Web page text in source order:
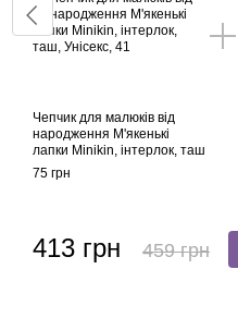
Чепчик для малюків від
народження М'якенькі
лапки Minikin, інтерлок, таш
75 грн
413 грн 459 грн